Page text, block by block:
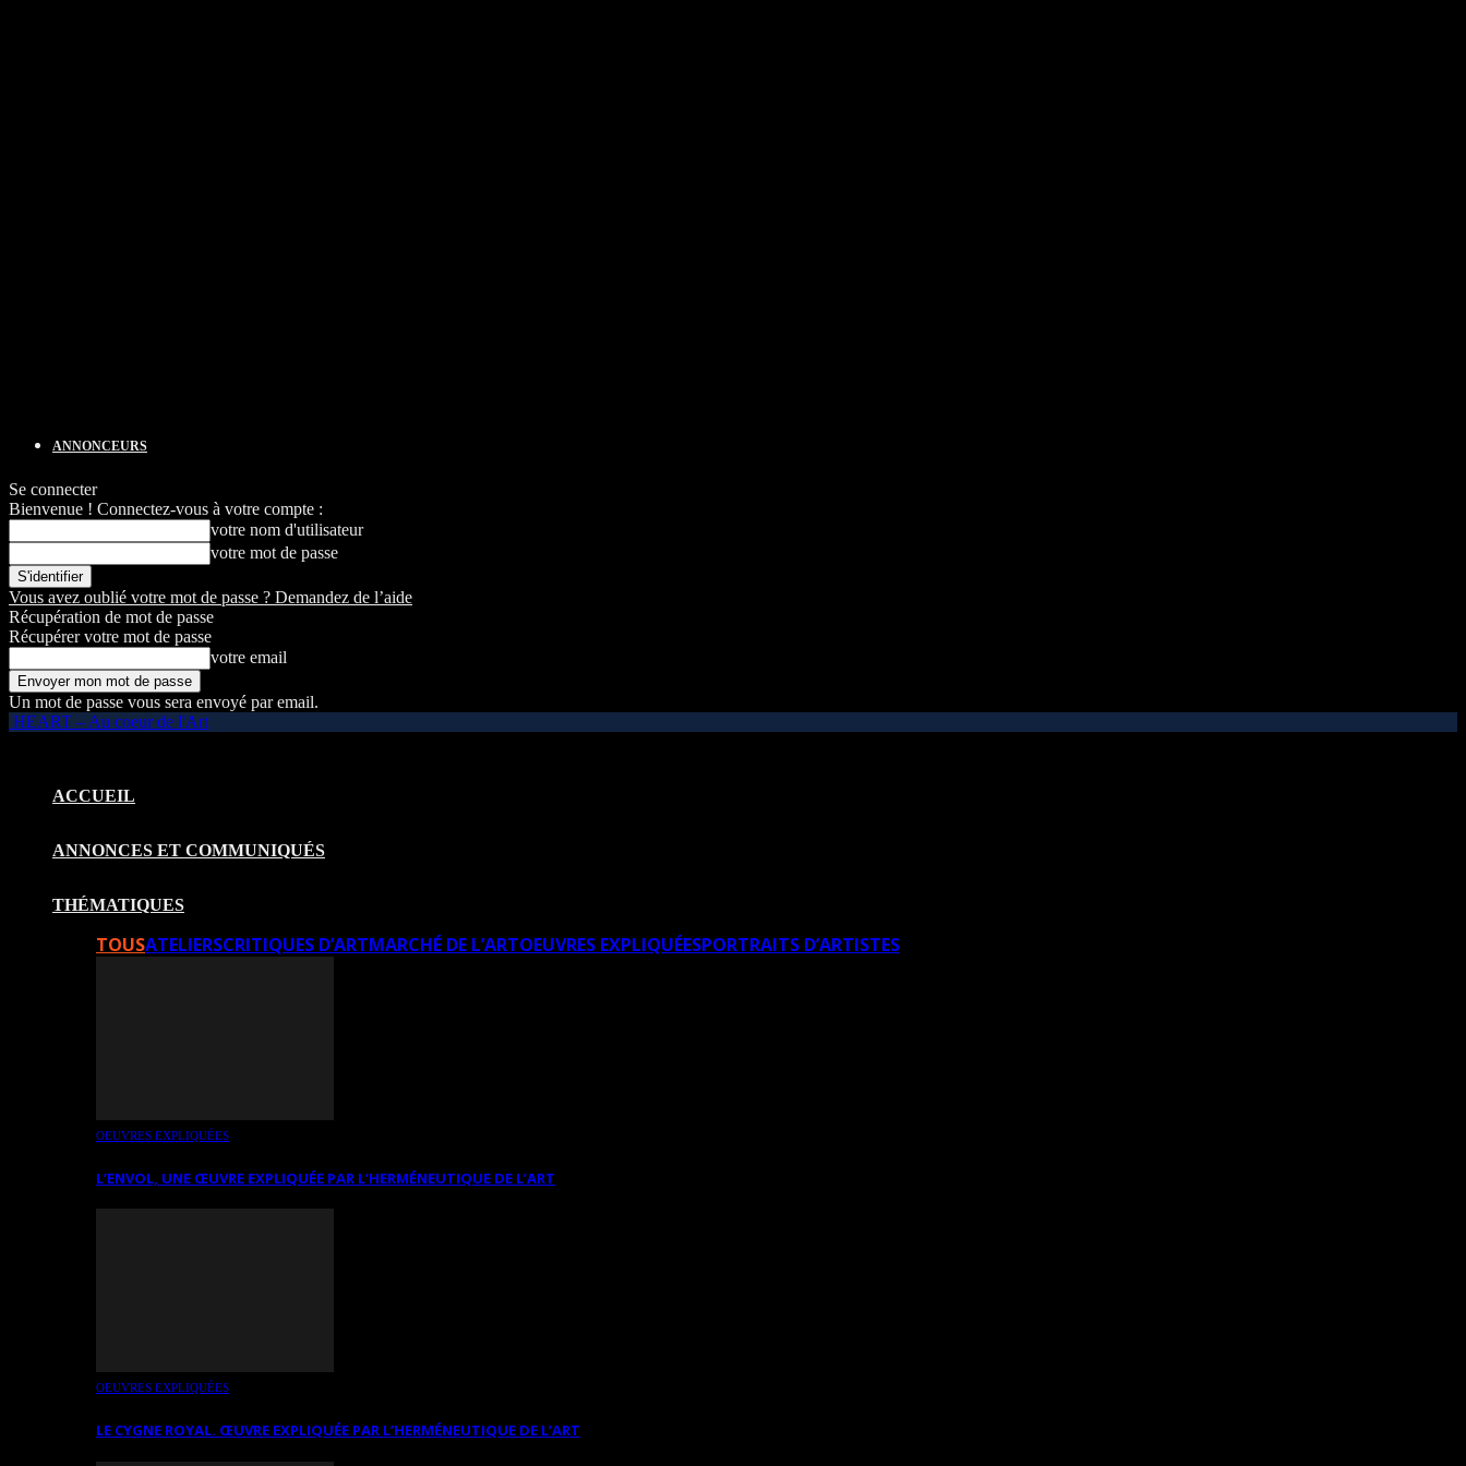
ANNONCEURS
Se connecter
Bienvenue ! Connectez-vous à votre compte :
votre nom d'utilisateur
votre mot de passe
Vous avez oublié votre mot de passe ? Demandez de l’aide
Récupération de mot de passe
Récupérer votre mot de passe
votre email
Un mot de passe vous sera envoyé par email.
HEART – Au coeur de l'Art
ACCUEIL
ANNONCES ET COMMUNIQUÉS
THÉMATIQUES
TOUSATELIERSCRITIQUES D’ARTMARCHÉ DE L’ARTOEUVRES EXPLIQUÉESPORTRAITS D’ARTISTES
OEUVRES EXPLIQUÉES
L’ENVOL, UNE ŒUVRE EXPLIQUÉE PAR L’HERMÉNEUTIQUE DE L’ART
OEUVRES EXPLIQUÉES
LE CYGNE ROYAL. ŒUVRE EXPLIQUÉE PAR L’HERMÉNEUTIQUE DE L’ART